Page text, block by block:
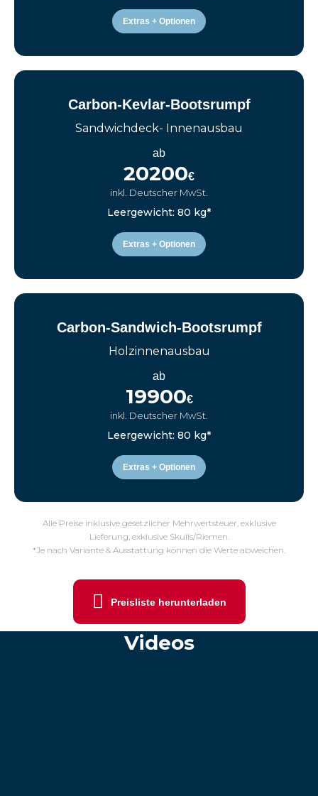
Extras + Optionen
Carbon-Kevlar-Bootsrumpf
Sandwichdeck- Innenausbau
ab
20200€
inkl. Deutscher MwSt.
Leergewicht: 80 kg*
Extras + Optionen
Carbon-Sandwich-Bootsrumpf
Holzinnenausbau
ab
19900€
inkl. Deutscher MwSt.
Leergewicht: 80 kg*
Extras + Optionen
Alle Preise inklusive gesetzlicher Mehrwertsteuer, exklusive
Lieferung, exklusive Skulls/Riemen.
*Je nach Variante & Ausstattung können die Werte abweichen.
Preisliste herunterladen
Videos